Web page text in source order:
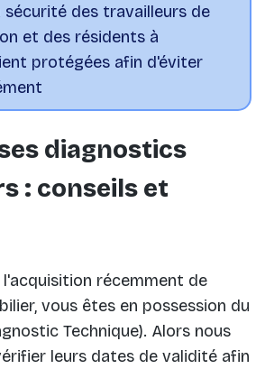
sécurité des travailleurs de
et des résidents à
protégées afin d'éviter
diagnostics
: conseils et
récemment de
vous êtes en possession du
Technique). Alors nous
leurs dates de validité afin